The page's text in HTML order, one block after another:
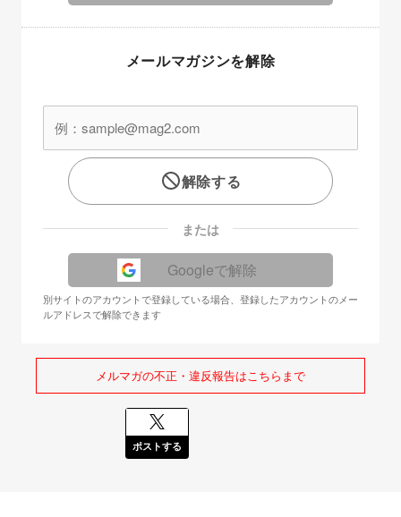
メールマガジンを解除
解除する
または
Googleで解除
別サイトのアカウントで登録している場合、登録したアカウントのメー
ルアドレスで解除できます
メルマガの不正・違反報告はこちらまで
ポストする